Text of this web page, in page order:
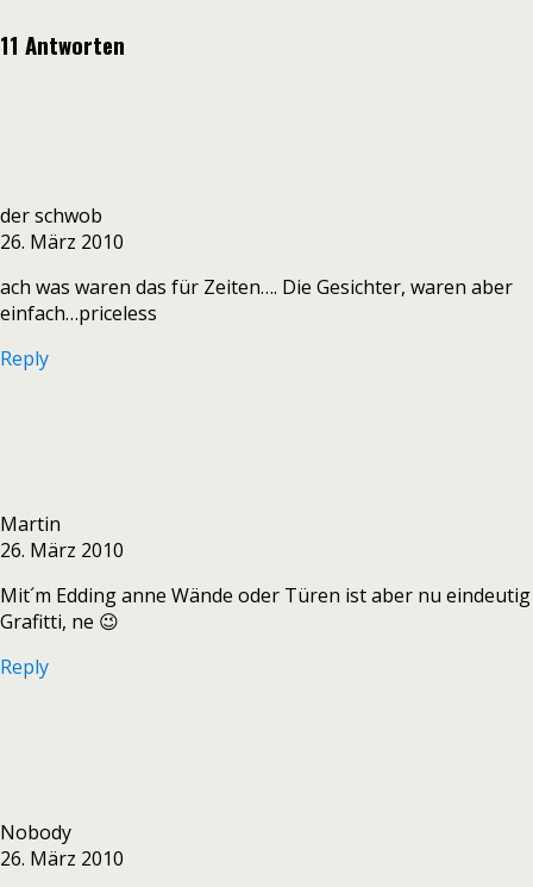
11 Antworten
der schwob
26. März 2010
ach was waren das für Zeiten…. Die Gesichter, waren aber
einfach…priceless
Reply
Martin
26. März 2010
Mit´m Edding anne Wände oder Türen ist aber nu eindeutig
Grafitti, ne 😉
Reply
Nobody
26. März 2010